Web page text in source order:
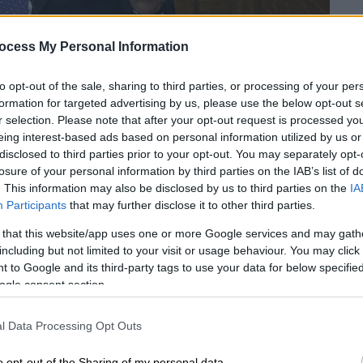
My Personal Information
opt-out of the sale, sharing to third parties, or processing of your
for targeted advertising by us, please use the below opt-out
selection. Please note that after your opt-out request is processed
interest-based ads based on personal information utilized by us
to third parties prior to your opt-out. You may separately
of your personal information by third parties on the IAB’s list of
This information may also be disclosed by us to third parties on the
Participants that may further disclose it to other third parties.
that this website/app uses one or more Google services and may
but not limited to your visit or usage behaviour. You may
to Google and its third-party tags to use your data for below
consent section.
Data Processing Opt Outs
το ΕΘΝΟΣ στη Google
ο πρώην δημοσιογράφος και νυν
Μπάμπης Παπαδημητρίου, χθες το
παρακολουθούνται.
του Kontra 24 όπου συζητήθηκε η
του ΠΑΣΟΚ- Κινήματος